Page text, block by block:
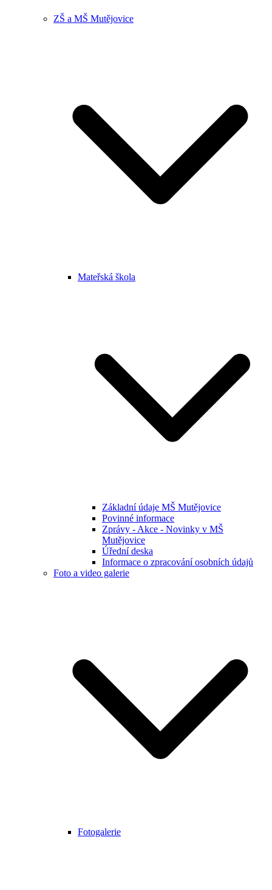
ZŠ a MŠ Mutějovice
Mateřská škola
Základní údaje MŠ Mutějovice
Povinné informace
Zprávy - Akce - Novinky v MŠ
Mutějovice
Úřední deska
Informace o zpracování osobních údajů
Foto a video galerie
Fotogalerie